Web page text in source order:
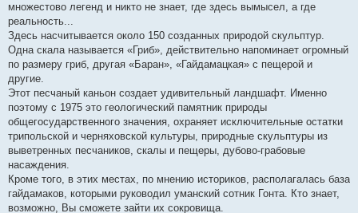
множестово легенд и никто не знает, где здесь вымысел, а где
реальность...
Здесь насчитывается около 150 созданных природой скульптур.
Одна скала называется «Гриб», действительно напоминает огромный
по размеру гриб, другая «Баран», «Гайдамацкая» с пещерой и
другие.
Этот песчаный каньон создает удивительный ландшафт. Именно
поэтому с 1975 это геологический памятник природы
общегосударственного значения, охраняет исключительные остатки
трипольской и черняховской культуры, природные скульптуры из
выветренных песчаников, скалы и пещеры, дубово-грабовые
насаждения.
Кроме того, в этих местах, по мнению историков, располагалась база
гайдамаков, которыми руководил уманский сотник Гонта. Кто знает,
возможно, Вы сможете зайти их сокровища.